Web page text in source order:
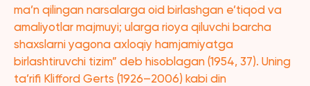
ma’n qilingan narsalarga oid birlashgan e’tiqod va
amaliyotlar majmuyi; ularga rioya qiluvchi barcha
shaxslarni yagona axloqiy hamjamiyatga
birlashtiruvchi tizim” deb hisoblagan (1954, 37). Uning
ta’rifi Klifford Gerts (1926–2006) kabi din